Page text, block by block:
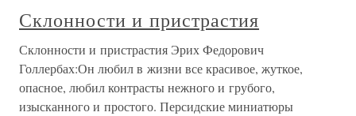
Склонности и пристрастия
Склонности и пристрастия Эрих Федорович
Голлербах:Он любил в жизни все красивое, жуткое,
опасное, любил контрасты нежного и грубого,
изысканного и простого. Персидские миниатюры